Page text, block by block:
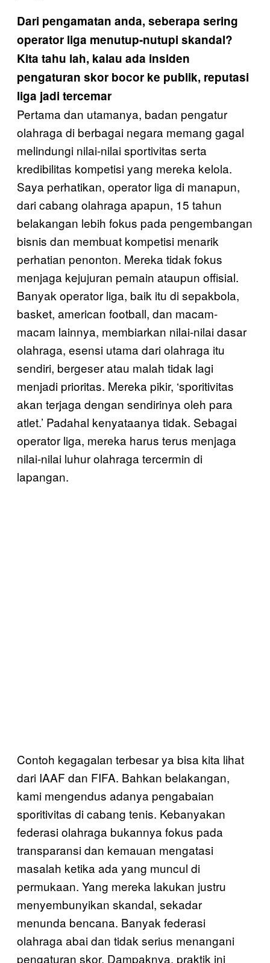
Dari pengamatan anda, seberapa sering
operator liga menutup-nutupi skandal?
Kita tahu lah, kalau ada insiden
pengaturan skor bocor ke publik, reputasi
liga jadi tercemar
Pertama dan utamanya, badan pengatur
olahraga di berbagai negara memang gagal
melindungi nilai-nilai sportivitas serta
kredibilitas kompetisi yang mereka kelola.
Saya perhatikan, operator liga di manapun,
dari cabang olahraga apapun, 15 tahun
belakangan lebih fokus pada pengembangan
bisnis dan membuat kompetisi menarik
perhatian penonton. Mereka tidak fokus
menjaga kejujuran pemain ataupun offisial.
Banyak operator liga, baik itu di sepakbola,
basket, american football, dan macam-
macam lainnya, membiarkan nilai-nilai dasar
olahraga, esensi utama dari olahraga itu
sendiri, bergeser atau malah tidak lagi
menjadi prioritas. Mereka pikir, ‘sporitivitas
akan terjaga dengan sendirinya oleh para
atlet.’ Padahal kenyataanya tidak. Sebagai
operator liga, mereka harus terus menjaga
nilai-nilai luhur olahraga tercermin di
lapangan.
Contoh kegagalan terbesar ya bisa kita lihat
dari IAAF dan FIFA. Bahkan belakangan,
kami mengendus adanya pengabaian
sporitivitas di cabang tenis. Kebanyakan
federasi olahraga bukannya fokus pada
transparansi dan kemauan mengatasi
masalah ketika ada yang muncul di
permukaan. Yang mereka lakukan justru
menyembunyikan skandal, sekadar
menunda bencana. Banyak federasi
olahraga abai dan tidak serius menangani
pengaturan skor. Dampaknya, praktik ini